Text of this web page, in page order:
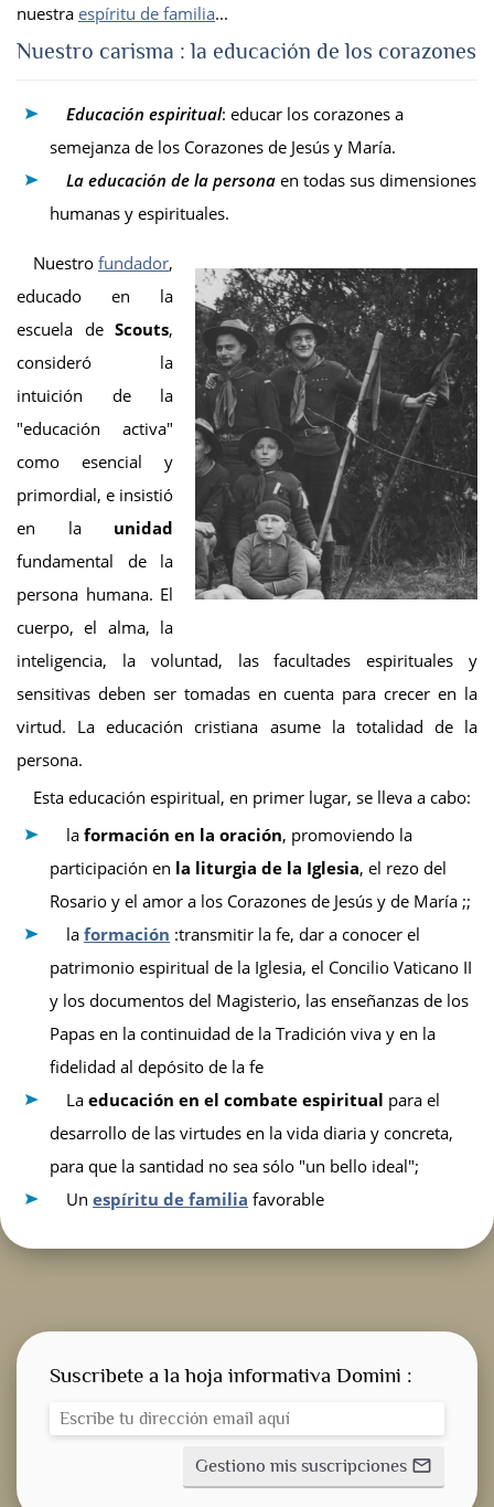
nuestra espíritu de familia...
Nuestro carisma : la educación de los corazones
Educación espiritual: educar los corazones a
semejanza de los Corazones de Jesús y María.
La educación de la persona en todas sus dimensiones
humanas y espirituales.
Nuestro fundador,
educado en la
escuela de Scouts,
consideró la
intuición de la
"educación activa"
como esencial y
primordial, e insistió
en la unidad
fundamental de la
persona humana. El
cuerpo, el alma, la
inteligencia, la voluntad, las facultades espirituales y
sensitivas deben ser tomadas en cuenta para crecer en la
virtud. La educación cristiana asume la totalidad de la
persona.
Esta educación espiritual, en primer lugar, se lleva a cabo:
la formación en la oración, promoviendo la
participación en la liturgia de la Iglesia, el rezo del
Rosario y el amor a los Corazones de Jesús y de María ;;
la formación :transmitir la fe, dar a conocer el
patrimonio espiritual de la Iglesia, el Concilio Vaticano II
y los documentos del Magisterio, las enseñanzas de los
Papas en la continuidad de la Tradición viva y en la
fidelidad al depósito de la fe
La educación en el combate espiritual para el
desarrollo de las virtudes en la vida diaria y concreta,
para que la santidad no sea sólo "un bello ideal";
Un espíritu de familia favorable
Suscribete a la hoja informativa Domini :
Gestiono mis suscripciones mail_outline